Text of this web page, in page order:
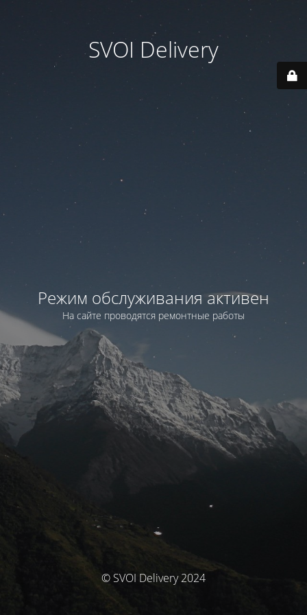
SVOI Delivery
Режим обслуживания активен
На сайте проводятся ремонтные работы
© SVOI Delivery 2024